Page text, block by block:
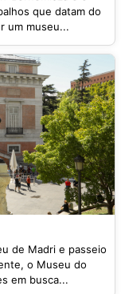
que datam do
um museu...
de Madri e passeio
o Museu do
em busca...